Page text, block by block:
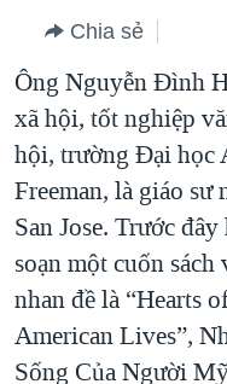
chính
điều
hướng
chính
Đi
tới
"Tìm"
BLOG
DIỄN ĐÀN
MỤC
TỰ DO BÁO CHÍ
VẠCH TRẦN TIN GIẢ
NGƯỜI VIỆT HẢI
ĐỜI SỐNG
CHUYÊN ĐỀ
CHIẾN TRANH
HÀNH TRÌNH BẦU CỬ
MỘT NĂM CHIẾN
GIẢI MÃ VÀNH ĐAI &
HỌC TIẾNG ANH
VIDEO
NGHE
MẠNG XÃ HỘI
Chia sẻ
Ông Nguyễn Đình
xã hội, tốt nghiệp
hội, trường Đại học
Freeman, là giáo
San Jose. Trước
soạn một cuốn
nhan đề là “Hearts
American Lives”,
Sống Của Người